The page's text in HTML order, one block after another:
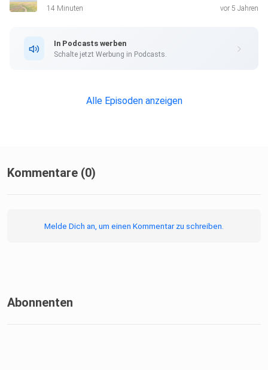
14 Minuten vor 5 Jahren
In Podcasts werben
Schalte jetzt Werbung in Podcasts.
Alle Episoden anzeigen
Kommentare (0)
Melde Dich an, um einen Kommentar zu schreiben.
Abonnenten